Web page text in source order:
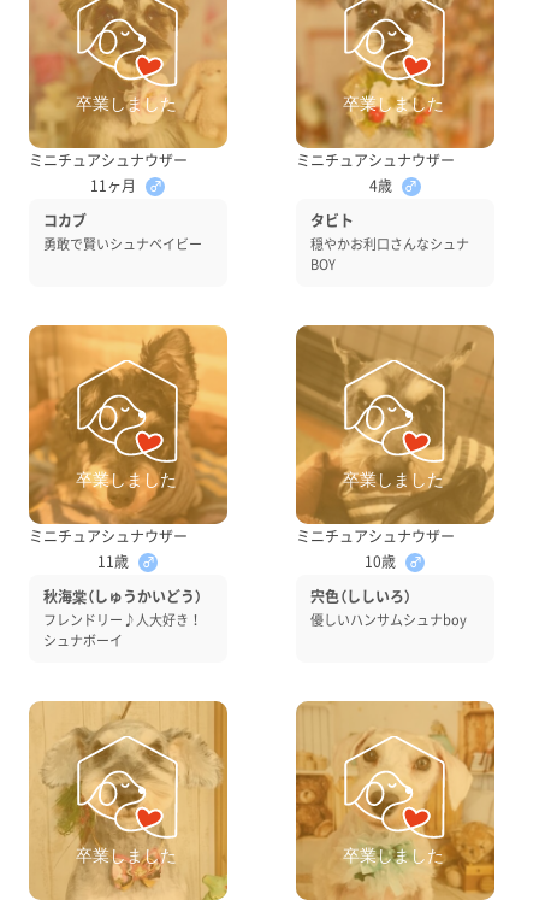
ミニチュアシュナウザー
11ヶ月
♂
コカブ
勇敢で賢いシュナベイビー
ミニチュアシュナウザー
4歳
♂
タビト
穏やかお利口さんなシュナ
BOY
ミニチュアシュナウザー
11歳
♂
秋海棠（しゅうかいどう）
フレンドリー♪人大好き！
シュナボーイ
ミニチュアシュナウザー
10歳
♂
宍色（ししいろ）
優しいハンサムシュナboy